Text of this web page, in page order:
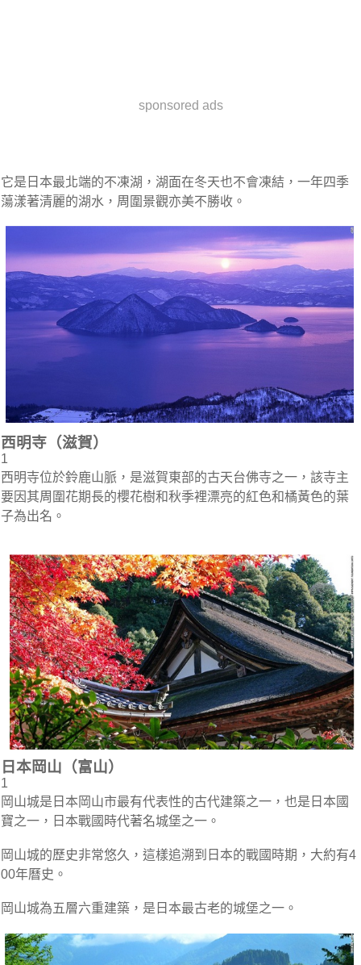
sponsored ads
它是日本最北端的不凍湖，湖面在冬天也不會凍結，一年四季
蕩漾著清麗的湖水，周圍景觀亦美不勝收。
西明寺（滋賀）
1
西明寺位於鈴鹿山脈，是滋賀東部的古天台佛寺之一，該寺主
要因其周圍花期長的櫻花樹和秋季裡漂亮的紅色和橘黃色的葉
子為出名。
日本岡山（富山）
1
岡山城是日本岡山市最有代表性的古代建築之一，也是日本國
寶之一，日本戰國時代著名城堡之一。
岡山城的歷史非常悠久，這樣追溯到日本的戰國時期，大約有4
00年曆史。
岡山城為五層六重建築，是日本最古老的城堡之一。